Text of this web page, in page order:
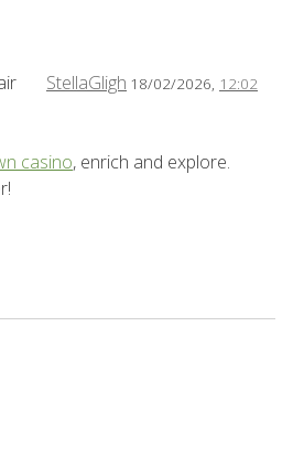
StellaGligh 18/02/2026, 12:02
casino, enrich and explore.